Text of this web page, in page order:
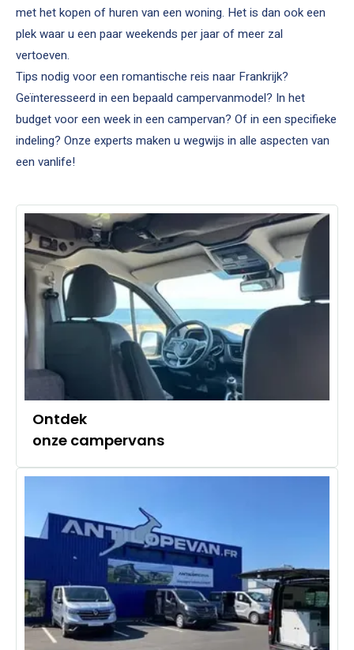
met het kopen of huren van een woning. Het is dan ook een
plek waar u een paar weekends per jaar of meer zal
vertoeven.
Tips nodig voor een romantische reis naar Frankrijk?
Geïnteresseerd in een bepaald campervanmodel? In het
budget voor een week in een campervan? Of in een specifieke
indeling? Onze experts maken u wegwijs in alle aspecten van
een vanlife!
Ontdek
onze campervans